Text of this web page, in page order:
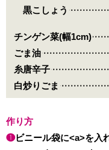
黒こしょう
チンゲン菜(幅1cm)
ごま油
糸唐辛子
白炒りごま
作り方
❶ビニール袋に<a>を入